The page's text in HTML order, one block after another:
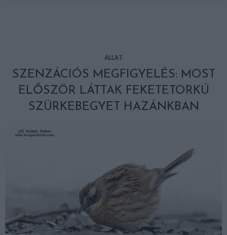
ÁLLAT
SZENZÁCIÓS MEGFIGYELÉS: MOST
ELŐSZÖR LÁTTAK FEKETETORKÚ
SZÜRKEBEGYET HAZÁNKBAN